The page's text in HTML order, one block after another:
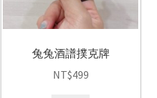
兔兔酒譜撲克牌
NT$499